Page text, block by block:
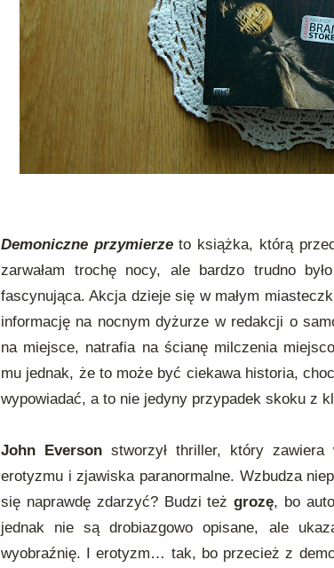
Demoniczne przymierzeto książka, którą
zarwałam trochę nocy, ale bardzo trudno
fascynująca. Akcja dzieje się w małym
informację na nocnym dyżurze w redakcji o
na miejsce, natrafia na ścianę milczenia
mu jednak, że to może być ciekawa historia,
wypowiadać, a to nie jedyny przypadek skoku z
John Everson stworzył thriller, który
erotyzmu i zjawiska paranormalne. Wzbudza
się naprawdę zdarzyć? Budzi teżgrozę, bo
jednak nie są drobiazgowo opisane, ale
wyobraźnię. I erotyzm… tak, bo przecież z